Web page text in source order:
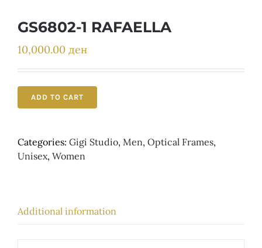
GS6802-1 RAFAELLA
10,000.00 ден
ADD TO CART
Categories: Gigi Studio, Men, Optical Frames,
Unisex, Women
Additional information